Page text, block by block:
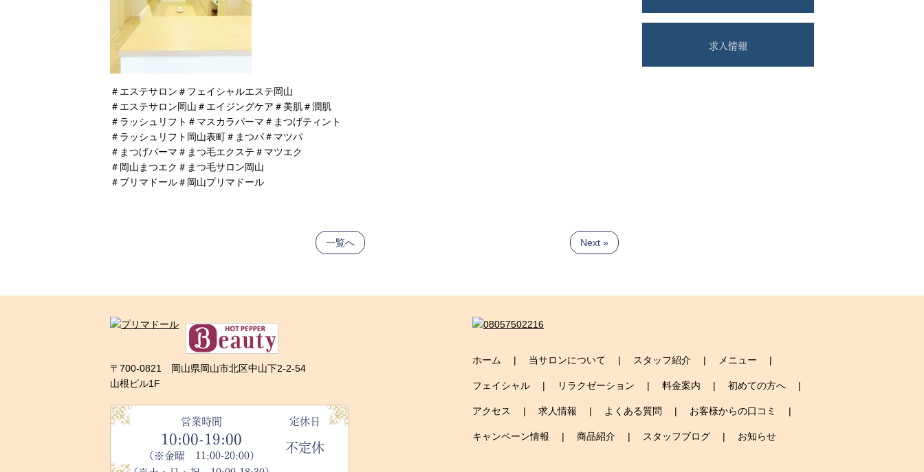
＃エステサロン＃フェイシャルエステ岡山
＃エステサロン岡山＃エイジングケア＃美肌＃潤肌
＃ラッシュリフト＃マスカラパーマ＃まつげティント
＃ラッシュリフト岡山表町＃まつパ＃マツパ
＃まつげパーマ＃まつ毛エクステ＃マツエク
＃岡山まつエク＃まつ毛サロン岡山
＃プリマドール＃岡山プリマドール
一覧へ Next »
求人情報
〒700-0821 岡山県岡山市北区中山下2-2-54
山根ビル1F
営業時間
10:00-19:00
（※金曜 11:00-20:00）
定休日
不定休
ホーム 当サロンについて スタッフ紹介 メニュー
フェイシャル リラクゼーション 料金案内 初めての方へ
アクセス 求人情報 よくある質問 お客様からの口コミ
キャンペーン情報 商品紹介 スタッフブログ お知らせ